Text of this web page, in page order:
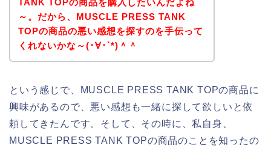
TANK TOPの商品を購入したいんだよね
～。だから、MUSCLE PRESS TANK
TOPの商品の悪い感想を探すのを手伝って
くれないかな～(･∀･`*)＾＾
という感じで、MUSCLE PRESS TANK TOPの商品に
興味があるので、悪い感想も一緒に探して欲しいと依
頼してきたんです。そして、その時に、私自身、
MUSCLE PRESS TANK TOPの商品のことを知ったの